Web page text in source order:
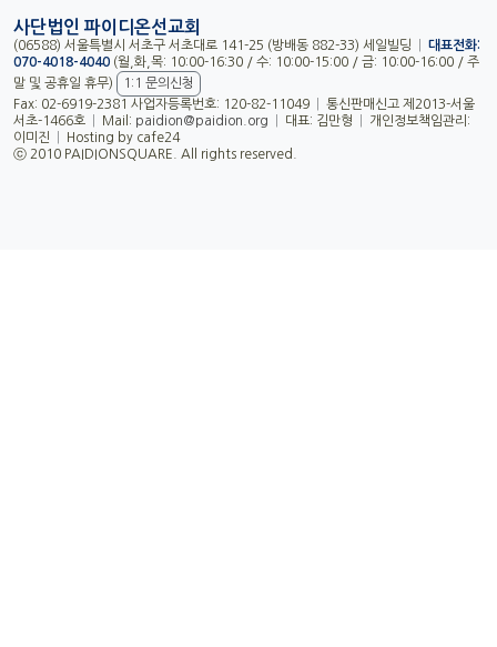
사단법인 파이디온선교회
(06588) 서울특별시 서초구 서초대로 141-25 (방배동 882-33) 세일빌딩
대표전화:
070-4018-4040 (월,화,목: 10:00-16:30 / 수: 10:00-15:00 / 금: 10:00-16:00 / 주
말 및 공휴일 휴무)
1:1 문의신청
Fax: 02-6919-2381 사업자등록번호: 120-82-11049
통신판매신고 제2013-서울
서초-1466호
Mail: paidion@paidion.org 대표: 김만형
개인정보책임관리:
이미진
Hosting by cafe24
ⓒ 2010 PAIDIONSQUARE. All rights reserved.